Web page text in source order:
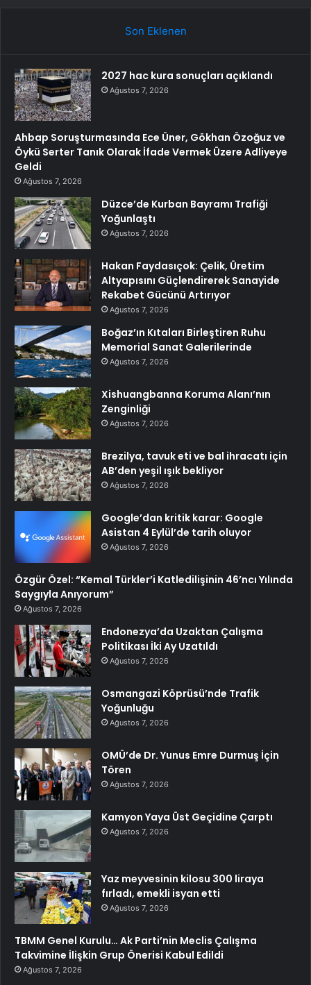
Son Eklenen
2027 hac kura sonuçları açıklandı
Ağustos 7, 2026
Ahbap Soruşturmasında Ece Üner, Gökhan Özoğuz ve
Öykü Serter Tanık Olarak İfade Vermek Üzere Adliyeye
Geldi
Ağustos 7, 2026
Düzce’de Kurban Bayramı Trafiği
Yoğunlaştı
Ağustos 7, 2026
Hakan Faydasıçok: Çelik, Üretim
Altyapısını Güçlendirerek Sanayide
Rekabet Gücünü Artırıyor
Ağustos 7, 2026
Boğaz’ın Kıtaları Birleştiren Ruhu
Memorial Sanat Galerilerinde
Ağustos 7, 2026
Xishuangbanna Koruma Alanı’nın
Zenginliği
Ağustos 7, 2026
Brezilya, tavuk eti ve bal ihracatı için
AB’den yeşil ışık bekliyor
Ağustos 7, 2026
Google’dan kritik karar: Google
Asistan 4 Eylül’de tarih oluyor
Ağustos 7, 2026
Özgür Özel: “Kemal Türkler’i Katledilişinin 46’ncı Yılında
Saygıyla Anıyorum”
Ağustos 7, 2026
Endonezya’da Uzaktan Çalışma
Politikası İki Ay Uzatıldı
Ağustos 7, 2026
Osmangazi Köprüsü’nde Trafik
Yoğunluğu
Ağustos 7, 2026
OMÜ’de Dr. Yunus Emre Durmuş İçin
Tören
Ağustos 7, 2026
Kamyon Yaya Üst Geçidine Çarptı
Ağustos 7, 2026
Yaz meyvesinin kilosu 300 liraya
fırladı, emekli isyan etti
Ağustos 7, 2026
TBMM Genel Kurulu… Ak Parti’nin Meclis Çalışma
Takvimine İlişkin Grup Önerisi Kabul Edildi
Ağustos 7, 2026